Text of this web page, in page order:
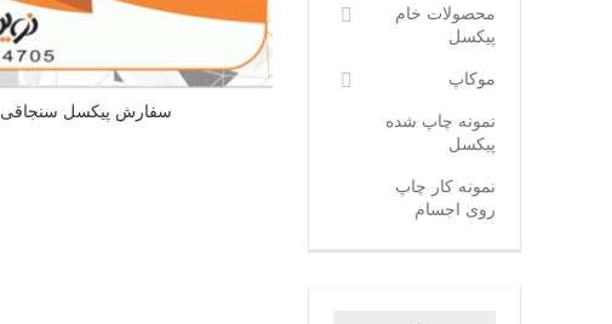
سفارش پیکسل سنجاقی
محصولات خام
پیکسل
موکاپ
نمونه چاپ شده
پیکسل
نمونه کار چاپ
روی اجسام